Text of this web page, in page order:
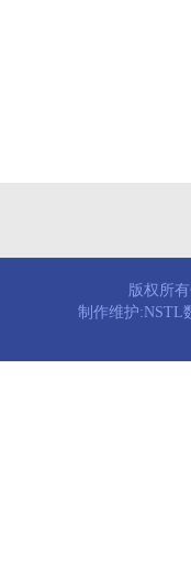
版权所
制作维护:NSTL